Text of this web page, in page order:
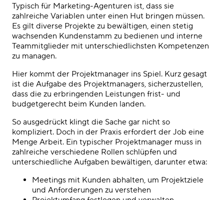
Typisch für Marketing-Agenturen ist, dass sie
zahlreiche Variablen unter einen Hut bringen müssen.
Es gilt diverse Projekte zu bewältigen, einen stetig
wachsenden Kundenstamm zu bedienen und interne
Teammitglieder mit unterschiedlichsten Kompetenzen
zu managen.
Hier kommt der Projektmanager ins Spiel. Kurz gesagt
ist die Aufgabe des Projektmanagers, sicherzustellen,
dass die zu erbringenden Leistungen frist- und
budgetgerecht beim Kunden landen.
So ausgedrückt klingt die Sache gar nicht so
kompliziert. Doch in der Praxis erfordert der Job eine
Menge Arbeit. Ein typischer Projektmanager muss in
zahlreiche verschiedene Rollen schlüpfen und
unterschiedliche Aufgaben bewältigen, darunter etwa:
Meetings mit Kunden abhalten, um Projektziele
und Anforderungen zu verstehen